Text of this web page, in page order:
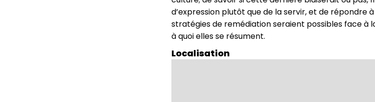
d’expression plutôt que de la servir, et de répondre
stratégies de remédiation seraient possibles face à
à quoi elles se résument.
Localisation